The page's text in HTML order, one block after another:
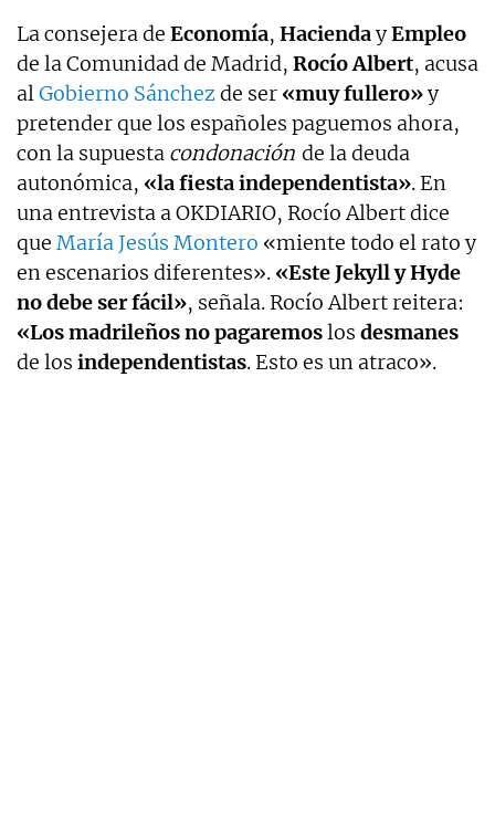
La consejera de Economía, HaciendayEmpleo
de la Comunidad de Madrid, Rocío Albert, acusa
alGobierno Sánchezde ser «muy fullero»y
pretender que los españoles paguemos ahora,
con la supuesta condonación de la deuda
autonómica, «la fiesta independentista». En
una entrevista a OKDIARIO, Rocío Albert dice
que María Jesús Montero «miente todo el rato y
en escenarios diferentes». «Este Jekyll y Hyde
no debe ser fácil», señala. Rocío Albert reitera:
«Los madrileños no pagaremoslos desmanes
de los independentistas. Esto es un atraco».